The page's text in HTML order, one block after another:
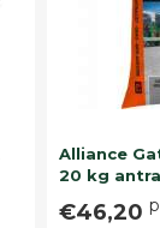
Alliance
20 kg
€46,20